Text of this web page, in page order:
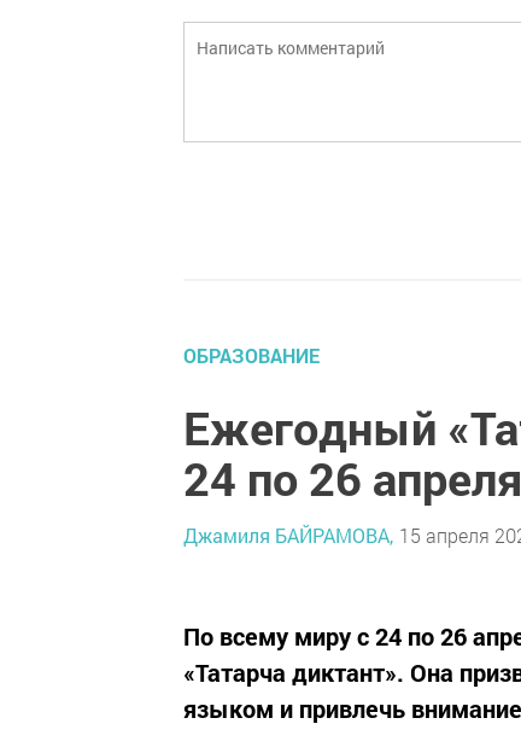
ОБРАЗОВАНИЕ
Ежегодный
24 по 26 апреля
Джамиля БАЙРАМОВА, 15 апреля
По всему миру с 24 по 26
«Татарча диктант». Она
языком и привлечь